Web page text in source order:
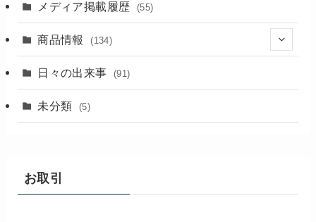
メディア掲載履歴 (55)
商品情報 (134)
(18)
日々の出来事 (91)
未分類 (5)
お取引